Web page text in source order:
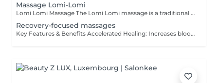
Massage Lomi-Lomi
Lomi Lomi Massage The Lomi Lomi massage is a traditional Hawaiian technique known for its long, flowing, wave-like movements that soothe the body and calm the mind. Using her forearms and rhythmic, continuous motions, Ksenija creates a deep sense of relaxation, helping to release tension, melt stress, and restore emotional balance. It's a gentle, holistic, and extremely comforting experience like being carried by warm ocean waves. Perfect for anyone seeking profound relaxation and inner harmony.
Recovery-focused massages
Key Features & Benefits Accelerated Healing: Increases blood flow to muscles and tendons, delivering essential nutrients and oxygen to repair tissue. Reduced Soreness & Stiffness: Eases Delayed Onset Muscle Soreness (DOMS) and increases range of motion by loosening tight muscles. Waste Removal: Aids in flushing out lactic acid and metabolic waste products from muscles. Injury Prevention: Identifies and releases muscle adhesions (knots) that cause imbalances, reducing the risk of further injury. Targeted Approach: Focuses on specific muscle groups or areas of pain, such as the back, shoulders, or hips.